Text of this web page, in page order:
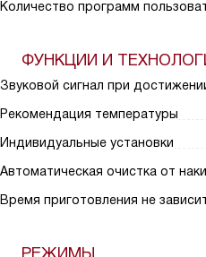
Количество программ
ФУНКЦИИ И
Звуковой сигнал при
Рекомендация температуры
Индивидуальные установки
Автоматическая очистка от
Время приготовления не
РЕЖИМЫ